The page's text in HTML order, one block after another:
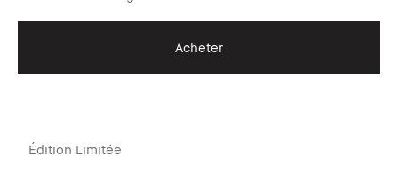
Acheter
Édition Limitée